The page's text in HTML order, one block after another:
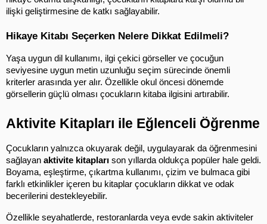
ilişki geliştirmesine de katkı sağlayabilir.
Hikaye Kitabı Seçerken Nelere Dikkat Edilmeli?
Yaşa uygun dil kullanımı, ilgi çekici görseller ve çocuğun
seviyesine uygun metin uzunluğu seçim sürecinde önemli
kriterler arasında yer alır. Özellikle okul öncesi dönemde
görsellerin güçlü olması çocukların kitaba ilgisini artırabilir.
Aktivite Kitapları ile Eğlenceli Öğrenme
Çocukların yalnızca okuyarak değil, uygulayarak da öğrenmesini
sağlayan aktivite kitapları son yıllarda oldukça popüler hale geldi.
Boyama, eşleştirme, çıkartma kullanımı, çizim ve bulmaca gibi
farklı etkinlikler içeren bu kitaplar çocukların dikkat ve odak
becerilerini destekleyebilir.
Özellikle seyahatlerde, restoranlarda veya evde sakin aktiviteler